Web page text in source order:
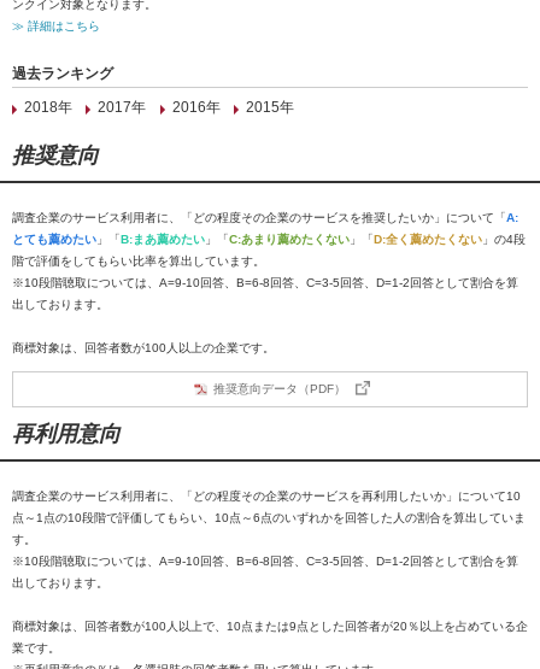
ンクイン対象となります。
≫ 詳細はこちら
過去ランキング
2018年
2017年 2016年 2015年
推奨意向
調査企業のサービス利用者に、「どの程度その企業のサービスを推奨したいか」について「A:
とても薦めたい 」「B:まあ薦めたい 」「C:あまり薦めたくない 」「D:全く薦めたくない 」の4段
階で評価をしてもらい比率を算出しています。
※10段階聴取については、A=9-10回答、B=6-8回答、C=3-5回答、D=1-2回答として割合を算
出しております。
商標対象は、回答者数が100人以上の企業です。
推奨意向データ（PDF）
再利用意向
調査企業のサービス利用者に、「どの程度その企業のサービスを再利用したいか」について10
点～1点の10段階で評価してもらい、10点～6点のいずれかを回答した人の割合を算出していま
す。
※10段階聴取については、A=9-10回答、B=6-8回答、C=3-5回答、D=1-2回答として割合を算
出しております。
商標対象は、回答者数が100人以上で、10点または9点とした回答者が20％以上を占めている企
業です。